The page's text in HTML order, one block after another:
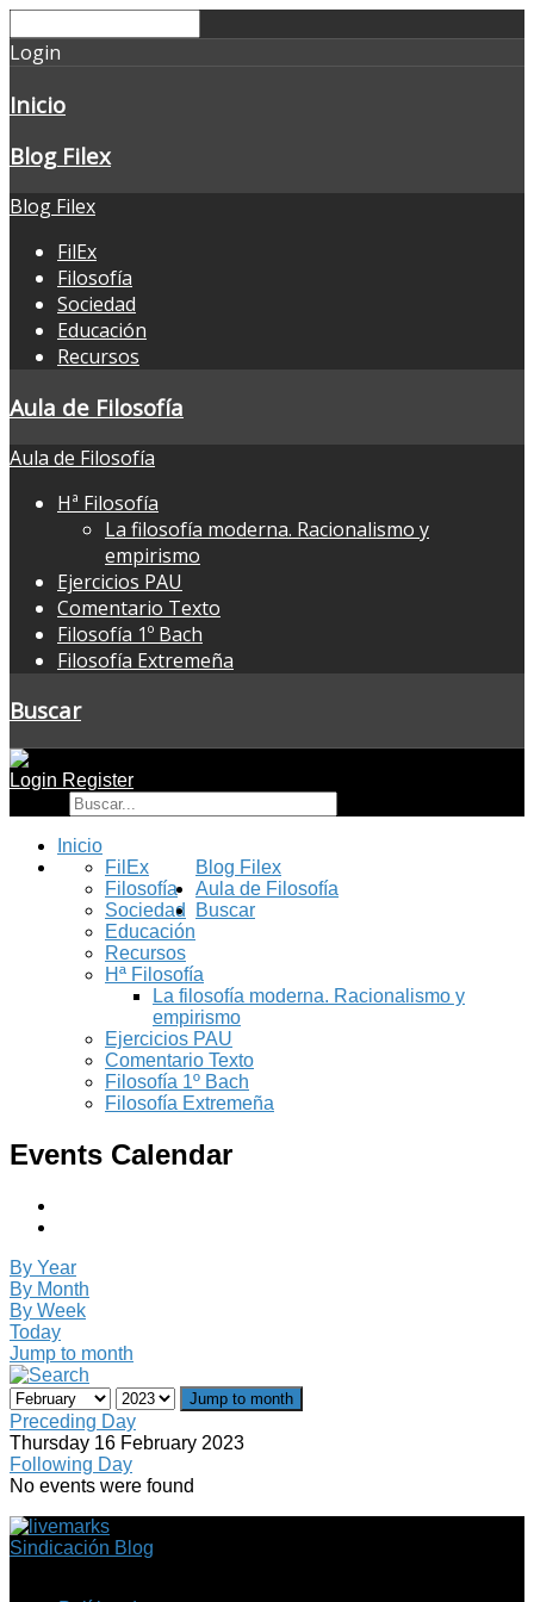
Login
Inicio
Blog Filex
Blog Filex
FilEx
Filosofía
Sociedad
Educación
Recursos
Aula de Filosofía
Aula de Filosofía
Hª Filosofía
La filosofía moderna. Racionalismo y
empirismo
Ejercicios PAU
Comentario Texto
Filosofía 1º Bach
Filosofía Extremeña
Buscar
Login Register
Inicio
Blog Filex
FilEx
Filosofía
Sociedad
Educación
Recursos
Aula de Filosofía
Hª Filosofía
La filosofía moderna. Racionalismo y
empirismo
Ejercicios PAU
Comentario Texto
Filosofía 1º Bach
Filosofía Extremeña
Buscar
Events Calendar
By Year
By Month
By Week
Today
Jump to month
Jump to month
Preceding Day
Thursday 16 February 2023
Following Day
No events were found
Sindicación Blog